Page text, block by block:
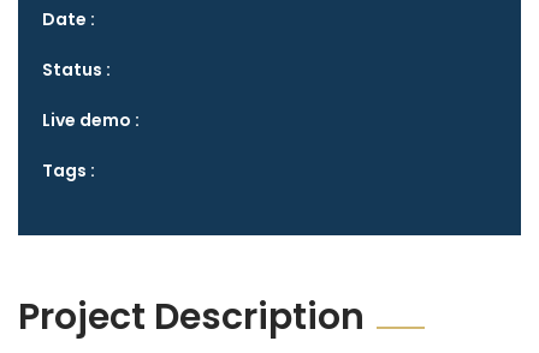
Date :
Status :
Live demo :
Tags :
Project Description